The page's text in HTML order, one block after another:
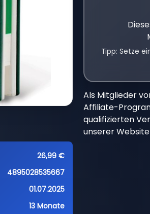
26,99 €
4895028535667
01.07.2025
13 Monate
Tipp: Setze
Als Mitglieder
Affiliate-
qualifizierten
unserer